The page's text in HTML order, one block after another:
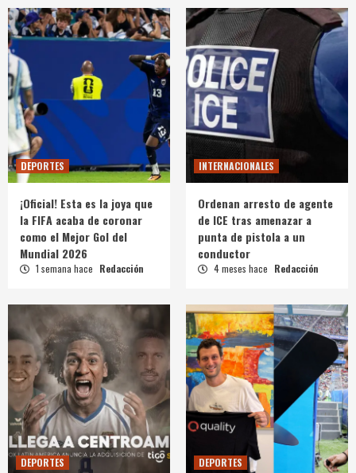
DEPORTES
¡Oficial! Esta es la joya que
la FIFA acaba de coronar
como el Mejor Gol del
Mundial 2026
1 semana hace Redacción
INTERNACIONALES
Ordenan arresto de agente
de ICE tras amenazar a
punta de pistola a un
conductor
4 meses hace Redacción
DEPORTES DEPORTES